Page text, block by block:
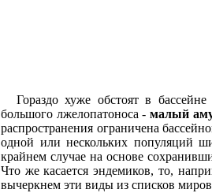
Гораздо хуже обстоят в
большого лжелопатоноса - малый
распространения ограничена
одной или нескольких популяций
крайнем случае на основе
Что же касается эндемиков, то,
вычеркнем эти виды из списков